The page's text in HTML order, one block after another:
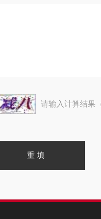
请输入计算结果